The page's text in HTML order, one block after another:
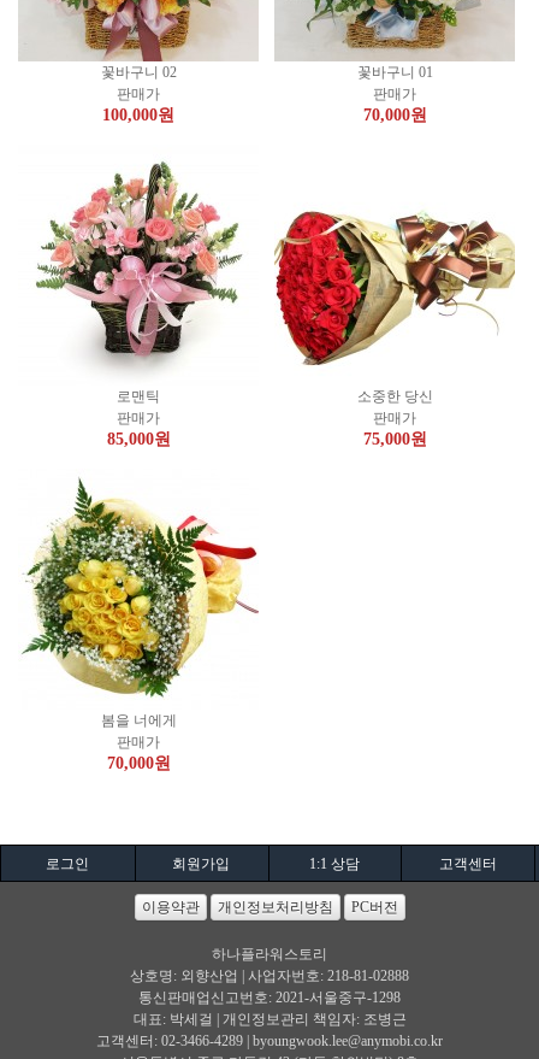
꽃바구니 02
판매가
100,000원
꽃바구니 01
판매가
70,000원
로맨틱
판매가
85,000원
소중한 당신
판매가
75,000원
봄을 너에게
판매가
70,000원
로그인 회원가입 1:1 상담 고객센터
이용약관 개인정보처리방침 PC버전
하나플라워스토리
상호명: 외향산업 | 사업자번호: 218-81-02888
통신판매업신고번호: 2021-서울중구-1298
대표: 박세걸 | 개인정보관리 책임자: 조병근
고객센터: 02-3466-4289 | byoungwook.lee@anymobi.co.kr